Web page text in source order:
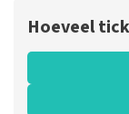
Hoeveel